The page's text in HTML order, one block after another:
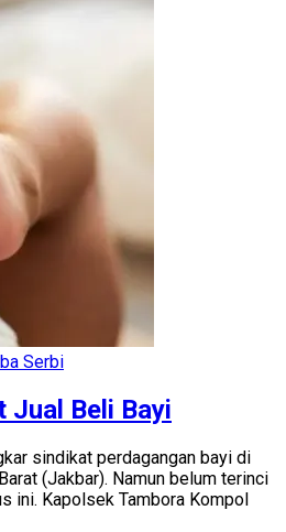
Serbi
Jual Beli Bayi
sindikat perdagangan bayi di
(Jakbar). Namun belum terinci
ini. Kapolsek Tambora Kompol